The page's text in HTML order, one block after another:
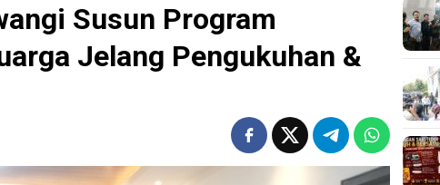
Susun Program
Jelang Pengukuhan &